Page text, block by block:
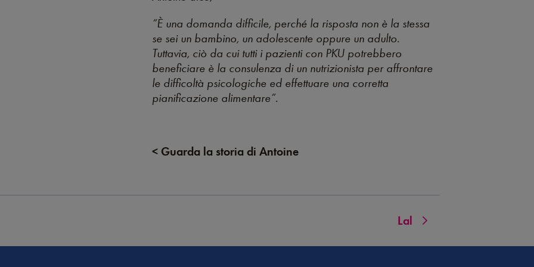
“È una domanda difficile, perché la risposta non è la stessa
se sei un bambino, un adolescente oppure un adulto.
Tuttavia, ciò da cui tutti i pazienti con PKU potrebbero
beneficiare è la consulenza di un nutrizionista per affrontare
le difficoltà psicologiche ed effettuare una corretta
pianificazione alimentare”.
< Guarda la storia di Antoine
Lal